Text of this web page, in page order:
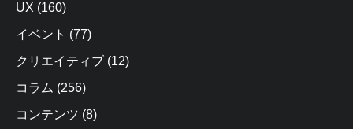
UX (160)
イベント (77)
クリエイティブ (12)
コラム (256)
コンテンツ (8)